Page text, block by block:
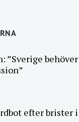
”Sverige behöver
efter brister i